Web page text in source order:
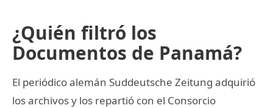
¿Quién filtró los
Documentos de Panamá?
El periódico alemán Suddeutsche Zeitung adquirió
los archivos y los repartió con el Consorcio